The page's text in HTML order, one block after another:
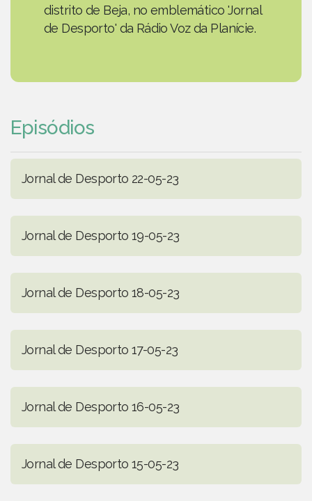
distrito de Beja, no emblemático 'Jornal
de Desporto' da Rádio Voz da Planície.
Episódios
Jornal de Desporto 22-05-23
Jornal de Desporto 19-05-23
Jornal de Desporto 18-05-23
Jornal de Desporto 17-05-23
Jornal de Desporto 16-05-23
Jornal de Desporto 15-05-23